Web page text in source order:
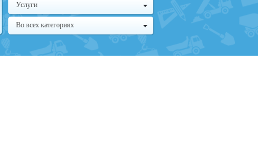
Услуги
Во всех категориях